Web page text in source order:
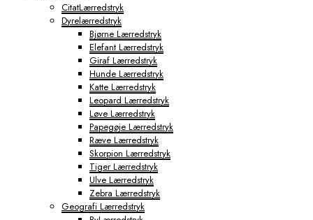
CitatLærredstryk
Dyrelærredstryk
Bjørne Lærredstryk
Elefant Lærredstryk
Giraf Lærredstryk
Hunde Lærredstryk
Katte Lærredstryk
Leopard Lærredstryk
Løve Lærredstryk
Papegøje Lærredstryk
Ræve Lærredstryk
Skorpion Lærredstryk
Tiger Lærredstryk
Ulve Lærredstryk
Zebra Lærredstryk
Geografi Lærredstryk